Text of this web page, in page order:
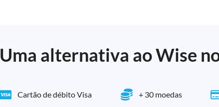
Uma alternativa ao Wise
Cartão de débito Visa + 30 moedas